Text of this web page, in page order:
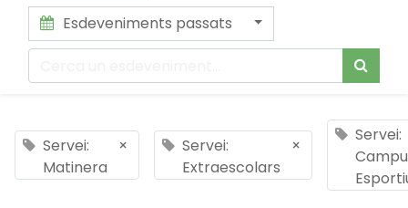
Esdeveniments passats
Servei:
Matinera
×
Servei:
Extraescolars
×
Servei: